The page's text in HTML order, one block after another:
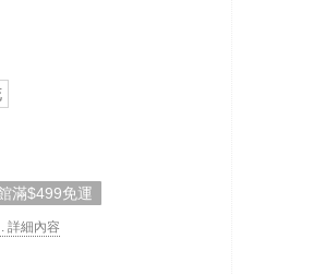
滿$499免運
. 詳細內容